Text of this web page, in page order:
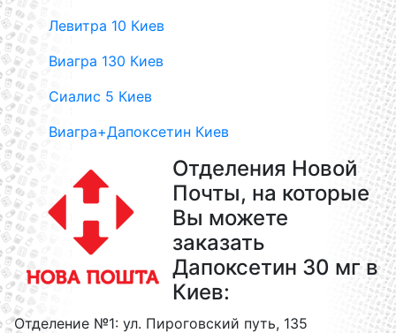
Левитра 10 Киев
Виагра 130 Киев
Сиалис 5 Киев
Виагра+Дапоксетин Киев
Отделения Новой
Почты, на которые
Вы можете
заказать
Дапоксетин 30 мг в
Киев:
Отделение №1: ул. Пироговский путь, 135